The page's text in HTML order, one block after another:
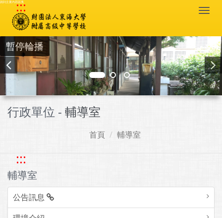
跳到主要內容區塊
:::
暫停輪播
行政單位 - 輔導室
首頁 輔導室
:::
輔導室
公告訊息